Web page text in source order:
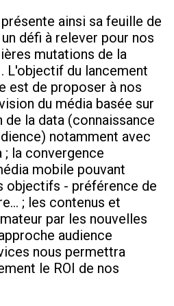
ainsi sa feuille de
défi à relever pour nos
mutations de la
L'objectif du lancement
est de proposer à nos
du média basée sur
la data (connaissance
notamment avec
la convergence
mobile pouvant
objectifs - préférence de
; les contenus et
par les nouvelles
audience
nous permettra
le ROI de nos